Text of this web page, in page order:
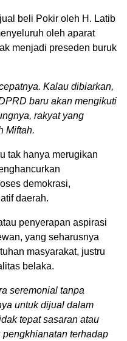
beli Pokir oleh H. Latib
oleh aparat
menjadi preseden buruk
Kalau dibiarkan,
baru akan mengikuti
rakyat yang
Miftah.
tak hanya merugikan
demokrasi,
daerah.
penyerapan aspirasi
yang seharusnya
masyarakat, justru
belaka.
seremonial tanpa
untuk dijual dalam
tepat sasaran atau
terhadap